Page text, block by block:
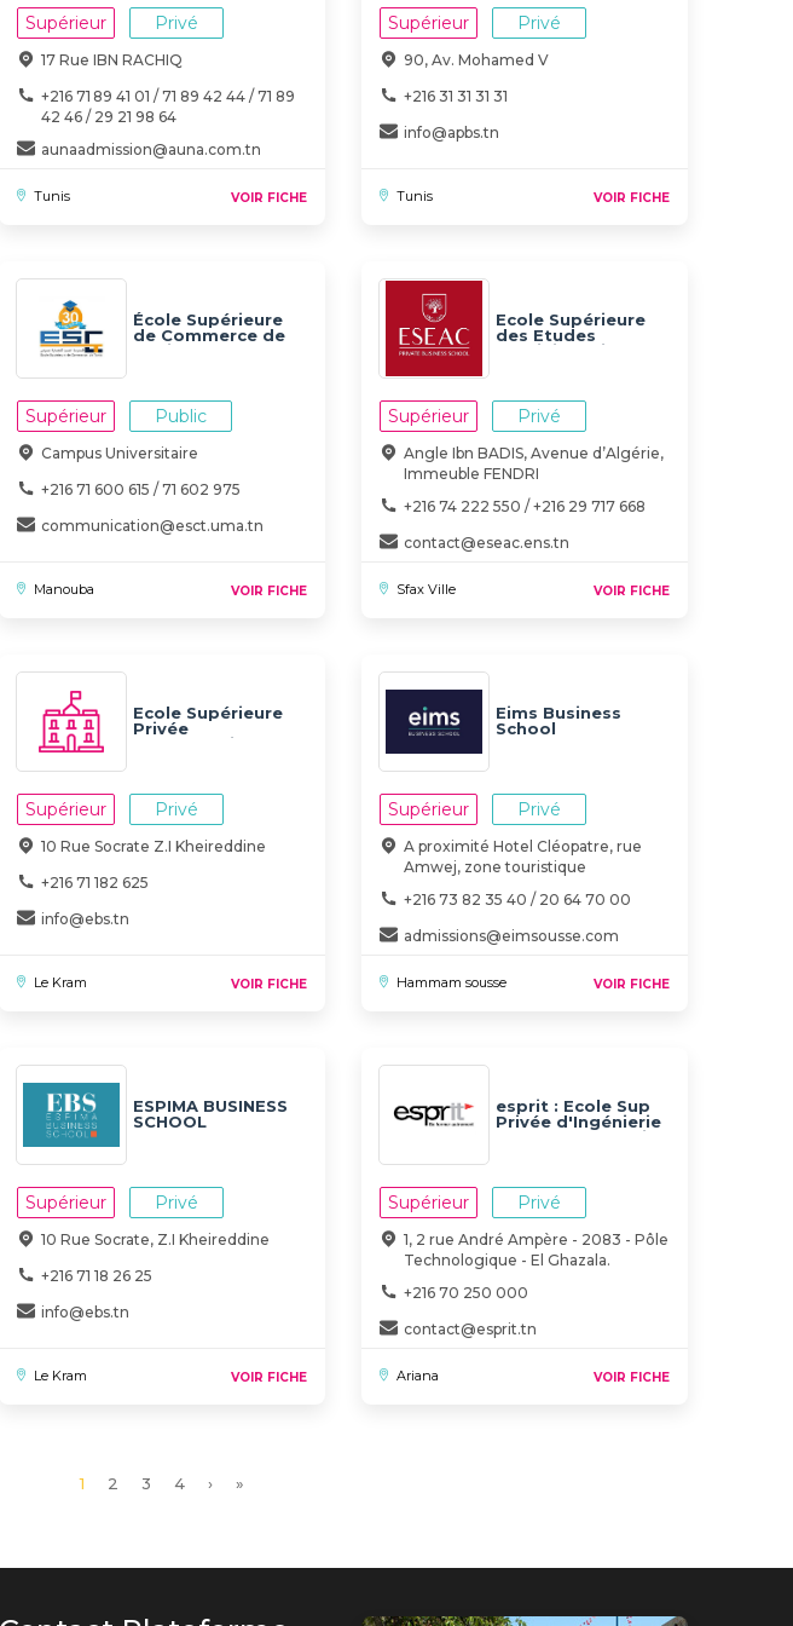
Supérieur Privé
17 Rue IBN RACHIQ
+216 71 89 41 01 / 71 89 42 44 / 71 89
42 46 / 29 21 98 64
aunaadmission@auna.com.tn
Tunis VOIR FICHE
Supérieur Privé
90, Av. Mohamed V
+216 31 31 31 31
info@apbs.tn
Tunis VOIR FICHE
École Supérieure
de Commerce de
Tunis - ESCT
Supérieur Public
Campus Universitaire
+216 71 600 615 / 71 602 975
communication@esct.uma.tn
Manouba VOIR FICHE
Ecole Supérieure
des Etudes
Administratives et
Supérieur Privé
Angle Ibn BADIS, Avenue d’Algérie,
Immeuble FENDRI
+216 74 222 550 / +216 29 717 668
contact@eseac.ens.tn
Sfax Ville VOIR FICHE
Ecole Supérieure
Privée
d’Informatique et
Supérieur Privé
10 Rue Socrate Z.I Kheireddine
+216 71 182 625
info@ebs.tn
Le Kram VOIR FICHE
Eims Business
School
Supérieur Privé
A proximité Hotel Cléopatre, rue
Amwej, zone touristique
+216 73 82 35 40 / 20 64 70 00
admissions@eimsousse.com
Hammam sousse VOIR FICHE
ESPIMA BUSINESS
SCHOOL
Supérieur Privé
10 Rue Socrate, Z.I Kheireddine
+216 71 18 26 25
info@ebs.tn
Le Kram VOIR FICHE
esprit : Ecole Sup
Privée d'Ingénierie
et de Technologies
Supérieur Privé
1, 2 rue André Ampère - 2083 - Pôle
Technologique - El Ghazala.
+216 70 250 000
contact@esprit.tn
Ariana VOIR FICHE
Page
1 Page
2 Page
3 Page
4
Page
›
Dernière
»